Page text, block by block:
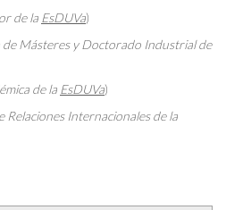
de la EsDUVa)
Másteres y Doctorado Industrial de
de la EsDUVa)
Relaciones Internacionales de la